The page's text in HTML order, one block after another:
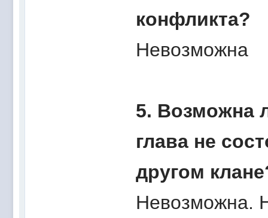
конфликта?
Невозможна
5. Возможна
глава не
другом
Невозможна.